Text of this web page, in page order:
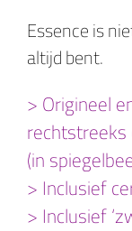
Essence is
altijd bent.
> Origineel
rechtstreeks
(in
> Inclusief
> Inclusief